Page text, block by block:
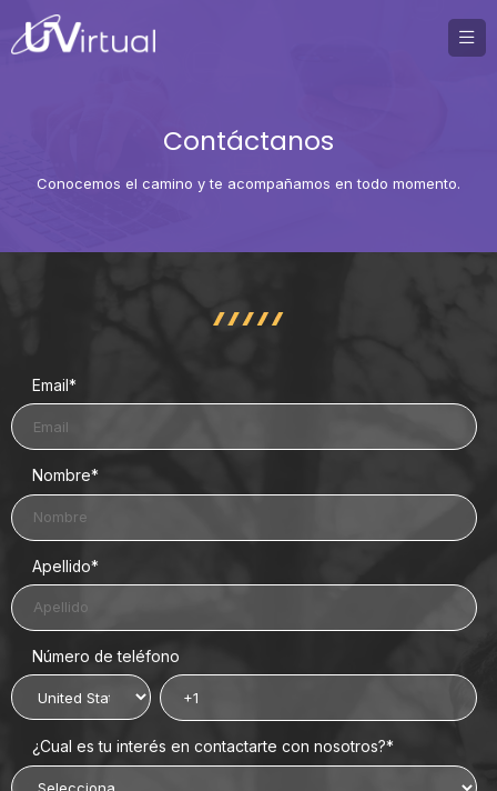
Contáctanos
Conocemos el camino y te acompañamos en todo momento.
Email*
Nombre*
Apellido*
Número de teléfono
¿Cual es tu interés en contactarte con nosotros?*